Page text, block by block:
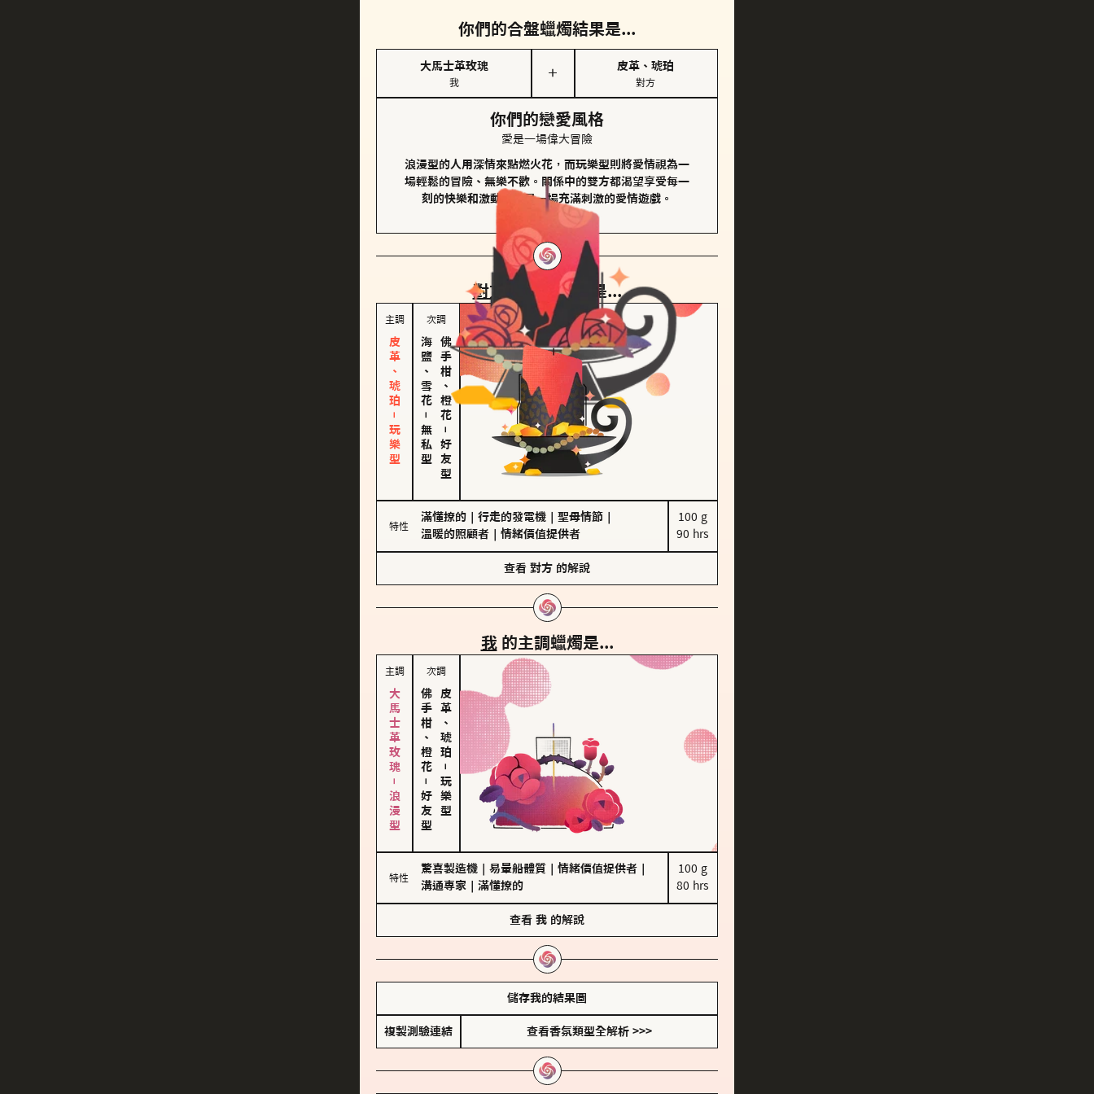
你們的合盤蠟燭結果是...
大馬士革玫瑰
我
＋
皮革、琥珀
對方
你們的戀愛風格
愛是一場偉大冒險
浪漫型的人用深情來點燃火花，而玩樂型則將愛情視為一
場輕鬆的冒險、無樂不歡。關係中的雙方都渴望享受每一
刻的快樂和激動，像是一場充滿刺激的愛情遊戲。
對方 的主調蠟燭是...
主調
皮革、琥珀－玩樂型
次調
海鹽、雪花
－
無私型
佛手柑、橙花
－
好友型
特性
滿懂撩的 行走的發電機 聖母情節
溫暖的照顧者
情緒價值提供者
100 g
90 hrs
查看 對方 的解說
我 的主調蠟燭是...
主調
大馬士革玫瑰－浪漫型
次調
佛手柑、橙花
－
好友型
皮革、琥珀
－
玩樂型
特性
驚喜製造機 易暈船體質 情緒價值提供者
溝通專家
滿懂撩的
100 g
80 hrs
查看 我 的解說
儲存我的結果圖
複製測驗連結 查看香氛類型全解析 >>>